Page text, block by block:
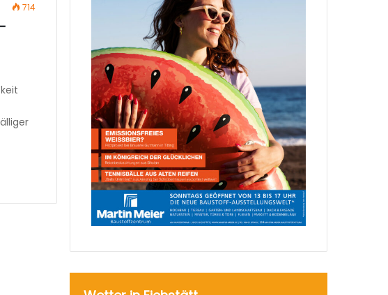
714